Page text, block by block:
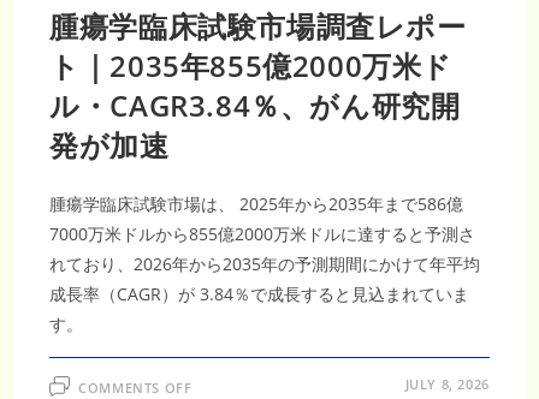
腫瘍学臨床試験市場調査レポー
ト｜2035年855億2000万米ド
ル・CAGR3.84％、がん研究開
発が加速
腫瘍学臨床試験市場は、 2025年から2035年まで586億
7000万米ドルから855億2000万米ドルに達すると予測さ
れており、2026年から2035年の予測期間にかけて年平均
成長率（CAGR）が 3.84％で成長すると見込まれていま
す。
COMMENTS OFFON JULY 8, 2026